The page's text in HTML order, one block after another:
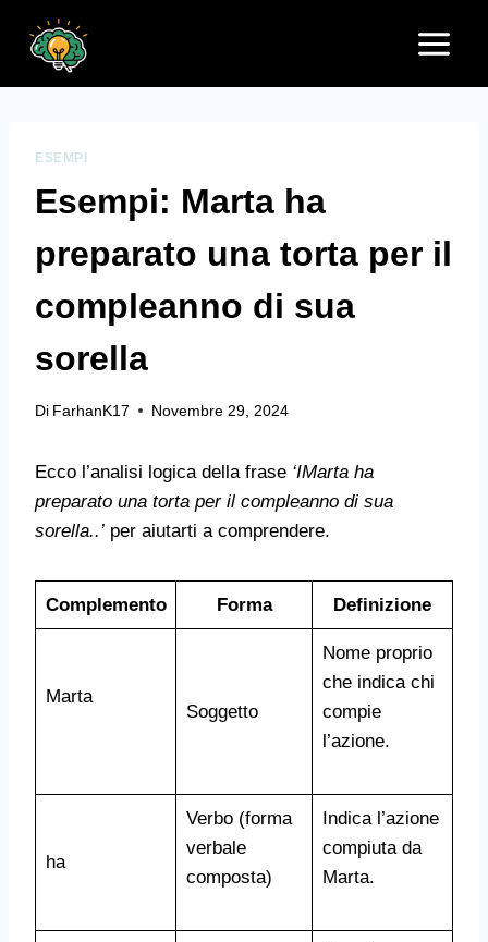
contenuto
ESEMPI
Esempi: Marta ha
preparato una torta per il
compleanno di sua
sorella
Di FarhanK17 Novembre 29, 2024
Ecco l’analisi logica della frase ‘IMarta ha
preparato una torta per il compleanno di sua
sorella..’ per aiutarti a comprendere.
Complemento Forma Definizione
Marta
Soggetto
Nome proprio
che indica chi
compie
l’azione.
ha
Verbo (forma
verbale
composta)
Indica l’azione
compiuta da
Marta.